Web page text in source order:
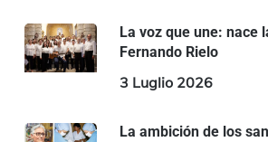
La voz que une: nace
Fernando Rielo
3 Luglio 2026
La ambición de los